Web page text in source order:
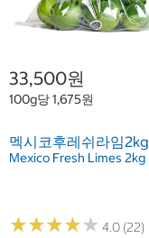
33,500원
100g당 1,675원
멕시코후레쉬라임2kg
Mexico Fresh Limes 2kg
★★★★★
★★★★★ 4.0 (22)